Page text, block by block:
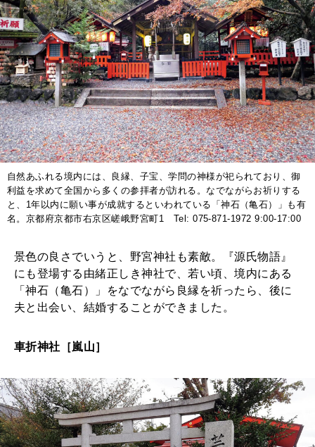
自然あふれる境内には、良縁、子宝、学問の神様が祀られており、御
利益を求めて全国から多くの参拝者が訪れる。なでながらお祈りする
と、1年以内に願い事が成就するといわれている「神石（亀石）」も有
名。京都府京都市右京区嵯峨野宮町1 Tel: 075-871-1972 9:00-17:00
景色の良さでいうと、野宮神社も素敵。『源氏物語』
にも登場する由緒正しき神社で、若い頃、境内にある
「神石（亀石）」をなでながら良縁を祈ったら、後に
夫と出会い、結婚することができました。
車折神社［嵐山］